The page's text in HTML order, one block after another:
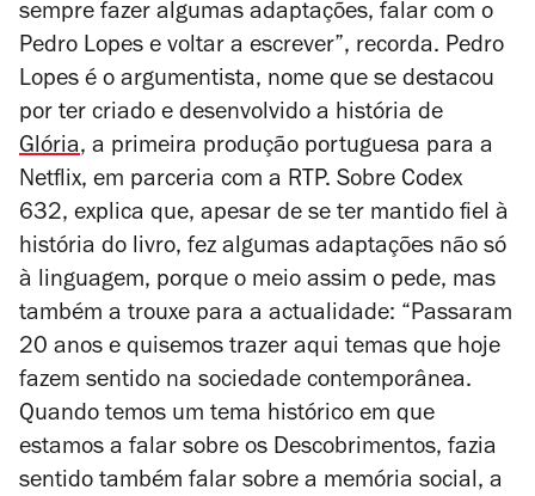
sempre fazer algumas adaptações, falar com o
Pedro Lopes e voltar a escrever”, recorda. Pedro
Lopes é o argumentista, nome que se destacou
por ter criado e desenvolvido a história de
Glória, a primeira produção portuguesa para a
Netflix, em parceria com a RTP. Sobre Codex
632, explica que, apesar de se ter mantido fiel à
história do livro, fez algumas adaptações não só
à linguagem, porque o meio assim o pede, mas
também a trouxe para a actualidade: “Passaram
20 anos e quisemos trazer aqui temas que hoje
fazem sentido na sociedade contemporânea.
Quando temos um tema histórico em que
estamos a falar sobre os Descobrimentos, fazia
sentido também falar sobre a memória social, a